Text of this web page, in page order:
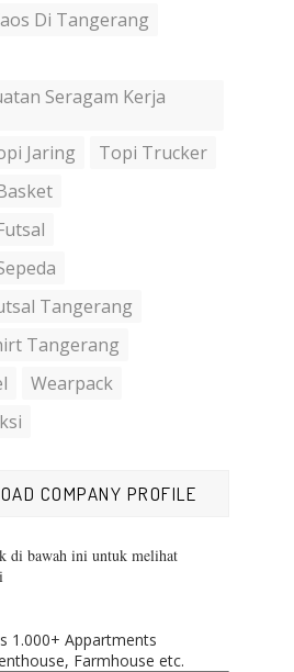
Di Tangerang
Seragam Kerja
Jaring
Topi Trucker
Tangerang
Tangerang
Wearpack
COMPANY PROFILE
di bawah ini untuk melihat
1.000+ Appartments
Farmhouse etc.